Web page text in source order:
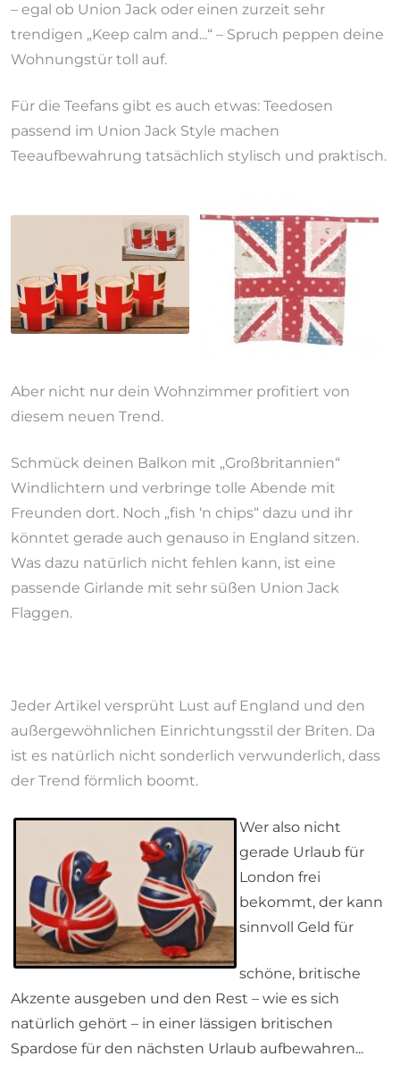
– egal ob Union Jack oder einen zurzeit sehr
trendigen „Keep calm and...“ – Spruch peppen deine
Wohnungstür toll auf.
Für die Teefans gibt es auch etwas: Teedosen
passend im Union Jack Style machen
Teeaufbewahrung tatsächlich stylisch und praktisch.
Aber nicht nur dein Wohnzimmer profitiert von
diesem neuen Trend.
Schmück deinen Balkon mit „Großbritannien“
Windlichtern und verbringe tolle Abende mit
Freunden dort. Noch „fish ‘n chips“ dazu und ihr
könntet gerade auch genauso in England sitzen.
Was dazu natürlich nicht fehlen kann, ist eine
passende Girlande mit sehr süßen Union Jack
Flaggen.
Jeder Artikel versprüht Lust auf England und den
außergewöhnlichen Einrichtungsstil der Briten. Da
ist es natürlich nicht sonderlich verwunderlich, dass
der Trend förmlich boomt.
Wer also nicht
gerade Urlaub für
London frei
bekommt, der kann
sinnvoll Geld für
schöne, britische
Akzente ausgeben und den Rest – wie es sich
natürlich gehört – in einer lässigen britischen
Spardose für den nächsten Urlaub aufbewahren...